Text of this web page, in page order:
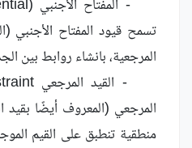
تسمح قيود المفتاح الأجنبي
المرجعية، بانشاء روابط بين
المرجعي (المعروف أيضًا بقيد
منطقية تنطبق على القيم